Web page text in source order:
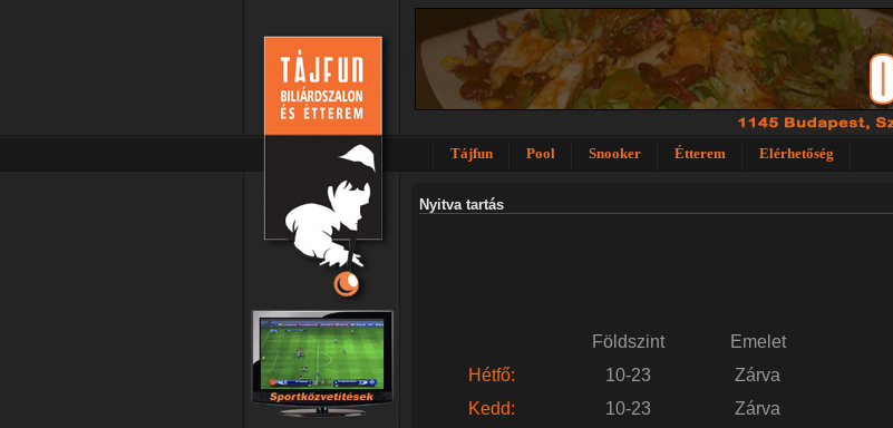
Tájfun Pool Snooker Étterem Elérhetőség
Nyitva tartás
Földszint
Emelet
Hétfő:
10-23
Zárva
Kedd:
10-23
Zárva